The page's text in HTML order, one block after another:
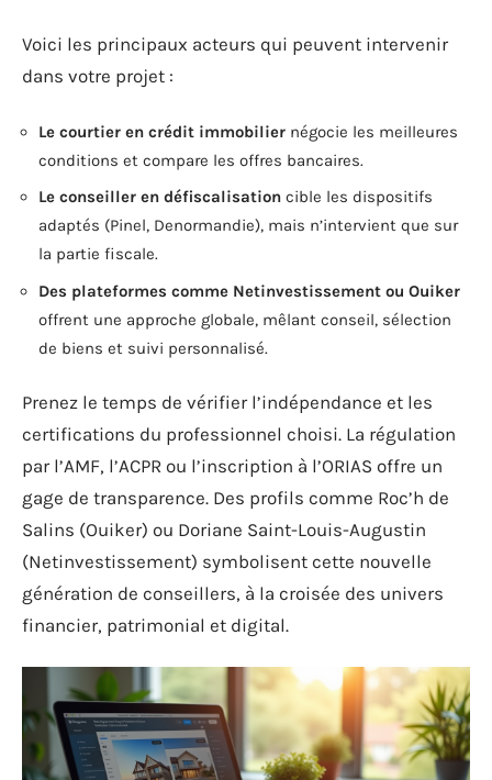
Voici les principaux acteurs qui peuvent intervenir
dans votre projet :
Le courtier en crédit immobilier négocie les meilleures
conditions et compare les offres bancaires.
Le conseiller en défiscalisation cible les dispositifs
adaptés (Pinel, Denormandie), mais n’intervient que sur
la partie fiscale.
Des plateformes comme Netinvestissement ou Ouiker
offrent une approche globale, mêlant conseil, sélection
de biens et suivi personnalisé.
Prenez le temps de vérifier l’indépendance et les
certifications du professionnel choisi. La régulation
par l’AMF, l’ACPR ou l’inscription à l’ORIAS offre un
gage de transparence. Des profils comme Roc’h de
Salins (Ouiker) ou Doriane Saint-Louis-Augustin
(Netinvestissement) symbolisent cette nouvelle
génération de conseillers, à la croisée des univers
financier, patrimonial et digital.